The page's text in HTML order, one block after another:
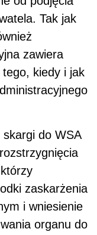
Tak jak
zawiera
kiedy i jak
skargi do WSA
zaskarżenia
i wniesienie
organu do